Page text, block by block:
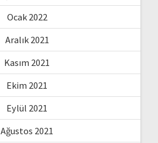
Ocak 2022
Aralık 2021
Kasım 2021
Ekim 2021
Eylül 2021
Ağustos 2021